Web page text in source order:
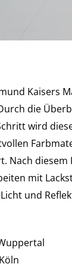
Kaisers
die
wird
Nach
mit
und